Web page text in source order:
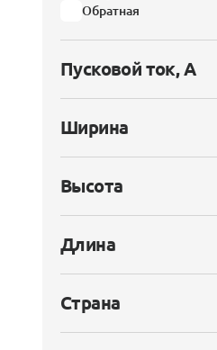
Обратная
Пусковой ток, А
Ширина
Высота
Длина
Страна